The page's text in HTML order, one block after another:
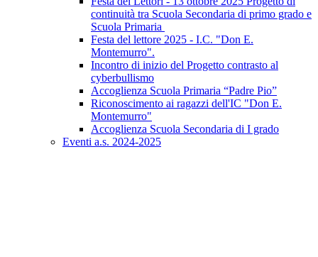
continuità tra Scuola Secondaria di primo grado e
Scuola Primaria
Festa del lettore 2025 - I.C. "Don E.
Montemurro".
Incontro di inizio del Progetto contrasto al
cyberbullismo
Accoglienza Scuola Primaria “Padre Pio”
Riconoscimento ai ragazzi dell'IC "Don E.
Montemurro"
Accoglienza Scuola Secondaria di I grado
Eventi a.s. 2024-2025